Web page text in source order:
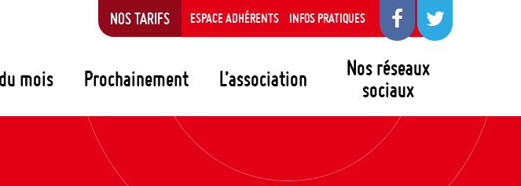
mois Prochainement L’association
Nos réseaux
sociaux
NOS TARIFS ESPACE ADHÉRENTS INFOS PRATIQUES